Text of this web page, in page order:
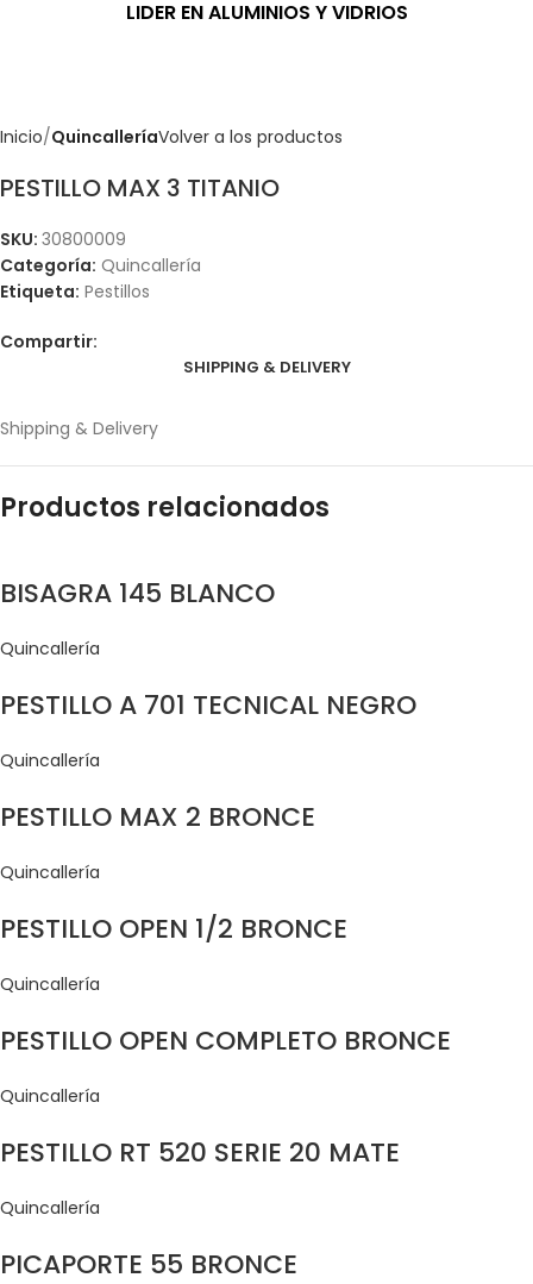
LIDER EN ALUMINIOS Y VIDRIOS
Inicio QuincalleríaVolver a los productos
PESTILLO MAX 3 TITANIO
SKU: 30800009
Categoría: Quincallería
Etiqueta: Pestillos
Compartir:
SHIPPING & DELIVERY
Shipping & Delivery
Productos relacionados
BISAGRA 145 BLANCO
Quincallería
PESTILLO A 701 TECNICAL NEGRO
Quincallería
PESTILLO MAX 2 BRONCE
Quincallería
PESTILLO OPEN 1/2 BRONCE
Quincallería
PESTILLO OPEN COMPLETO BRONCE
Quincallería
PESTILLO RT 520 SERIE 20 MATE
Quincallería
PICAPORTE 55 BRONCE